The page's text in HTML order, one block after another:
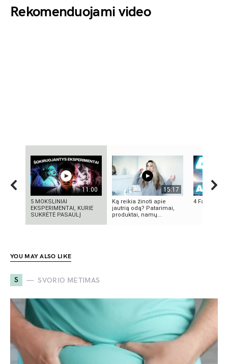
Rekomenduojami video
11:00
5 MOKSLINIAI
EKSPERIMENTAI, KURIE
SUKRĖTĖ PASAULĮ
15:17
Ką reikia žinoti apie
jautrią odą? Patarimai,
produktai, namų...
4 Faktai
YOU MAY ALSO LIKE
S SVORIO METIMAS